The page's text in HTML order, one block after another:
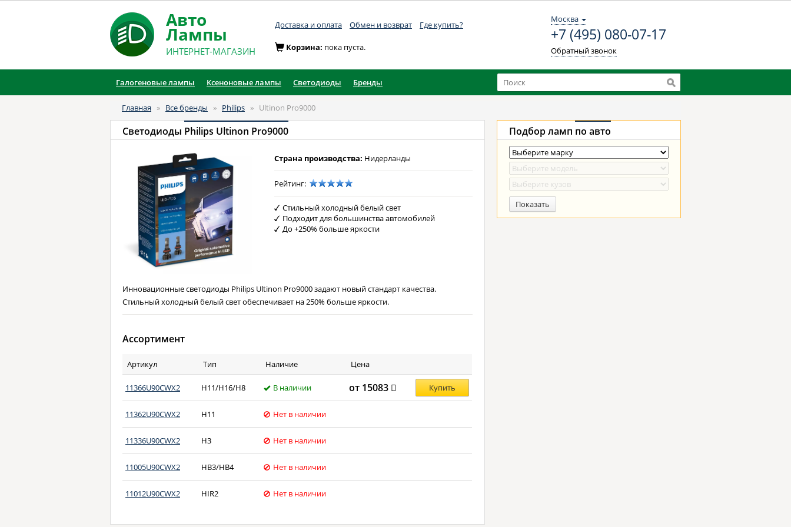
Авто
Лампы
ИНТЕРНЕТ-МАГАЗИН
Доставка и оплата Обмен и возврат Где купить?
Москва
+7 (495) 080-07-17
Обратный звонок
Корзина: пока пуста.
Галогеновые лампы Ксеноновые лампы Светодиоды Бренды
Главная » Все бренды » Philips » Ultinon Pro9000
Светодиоды Philips Ultinon Pro9000
Страна производства: Нидерланды
Рейтинг:
Стильный холодный белый свет
Подходит для большинства автомобилей
До +250% больше яркости
Инновационные светодиоды Philips Ultinon Pro9000 задают новый стандарт качества.
Стильный холодный белый свет обеспечивает на 250% больше яркости.
Ассортимент
Артикул Тип Наличие Цена
11366U90CWX2 H11/H16/H8 В наличии от 15083 Купить
11362U90CWX2 H11 Нет в наличии
11336U90CWX2 H3 Нет в наличии
11005U90CWX2 HB3/HB4 Нет в наличии
11012U90CWX2 HIR2 Нет в наличии
Подбор ламп по авто
Показать